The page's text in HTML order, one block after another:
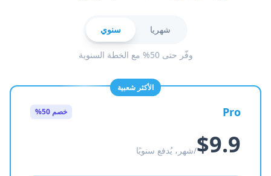
شهريا سنوي
وفّر حتى 50% مع الخطة السنوية
الأكثر شعبية
Pro خصم 50%
$9.9/شهر، يُدفع سنويًا